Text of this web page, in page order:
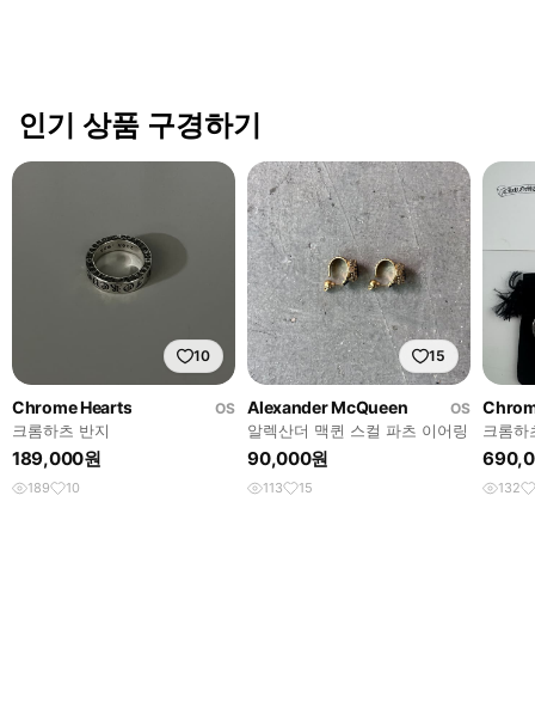
인기 상품 구경하기
10
Chrome Hearts
OS
크롬하츠 반지
189,000원
189 10
15
Alexander McQueen
OS
알렉산더 맥퀸 스컬 파츠 이어링
90,000원
113 15
크롬하
132